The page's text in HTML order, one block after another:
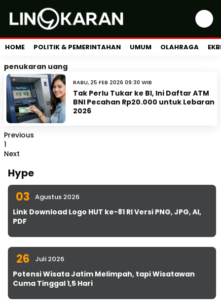
HOME POLITIK & PEMERINTAHAN UMUM OLAHRAGA
penukaran uang
RABU, 25 FEB 2026 09:30 WIB
Tak Perlu Tukar ke BI, Ini Daftar ATM
BNI Pecahan Rp20.000 untuk Lebaran
2026
Previous
1
Next
Hype
03 Agustus 2026
Link Download Logo HUT ke-81 RI Versi PNG, JPG, AI,
PDF
26 Juli 2026
Potensi Wisata Jatim Melimpah, tapi Wisatawan
Cuma Tinggal 1,5 Hari